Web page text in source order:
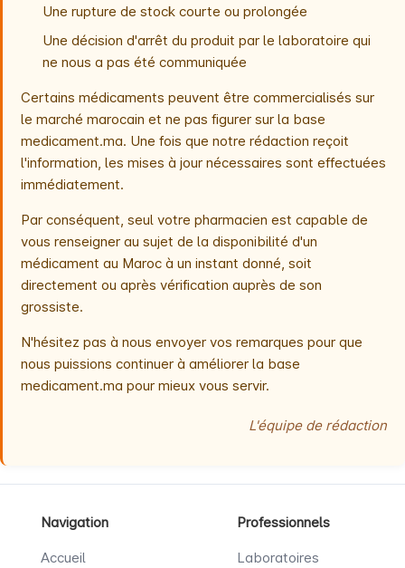
Une rupture de stock courte ou prolongée
Une décision d'arrêt du produit par le laboratoire qui
ne nous a pas été communiquée
Certains médicaments peuvent être commercialisés sur
le marché marocain et ne pas figurer sur la base
medicament.ma. Une fois que notre rédaction reçoit
l'information, les mises à jour nécessaires sont effectuées
immédiatement.
Par conséquent, seul votre pharmacien est capable de
vous renseigner au sujet de la disponibilité d'un
médicament au Maroc à un instant donné, soit
directement ou après vérification auprès de son
grossiste.
N'hésitez pas à nous envoyer vos remarques pour que
nous puissions continuer à améliorer la base
medicament.ma pour mieux vous servir.
L'équipe de rédaction
Navigation
Accueil
Professionnels
Laboratoires